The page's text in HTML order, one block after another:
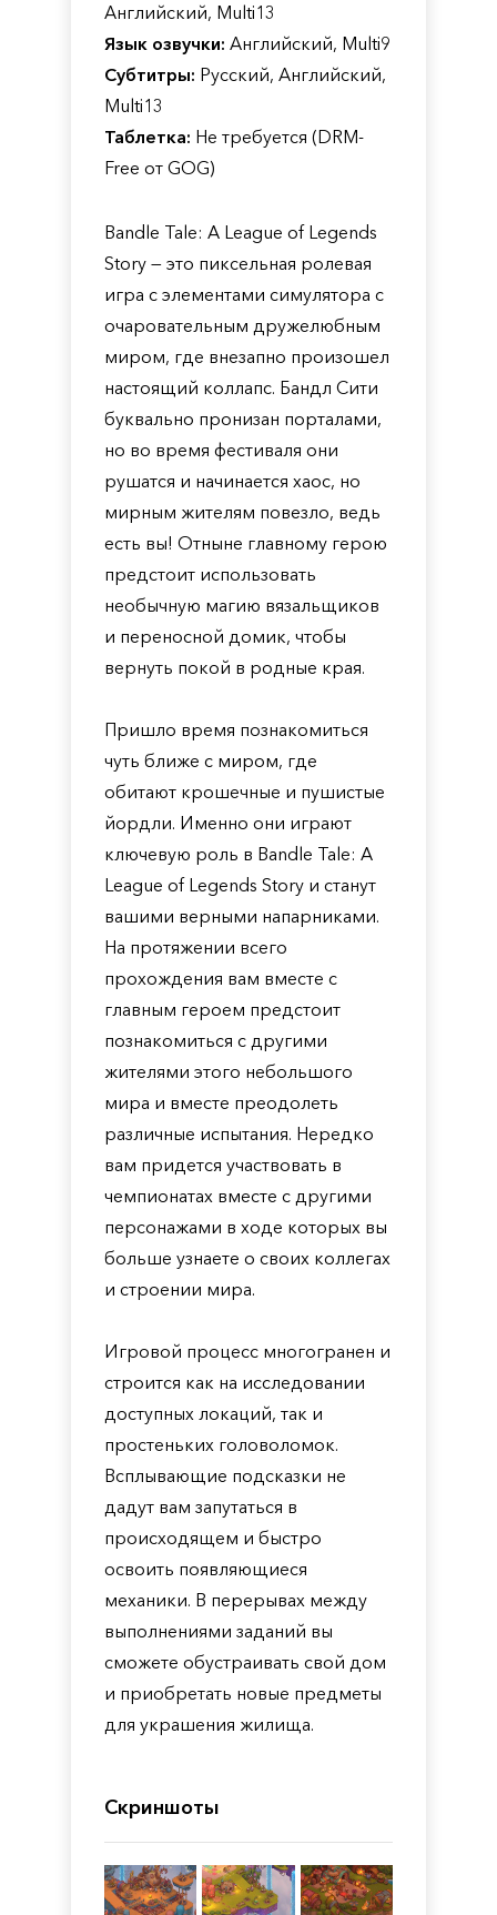
Английский, Multi13
Язык озвучки: Английский, Multi9
Субтитры: Русский, Английский,
Multi13
Таблетка: Не требуется (DRM-
Free от GOG)
Bandle Tale: A League of Legends
Story — это пиксельная ролевая
игра с элементами симулятора с
очаровательным дружелюбным
миром, где внезапно произошел
настоящий коллапс. Бандл Сити
буквально пронизан порталами,
но во время фестиваля они
рушатся и начинается хаос, но
мирным жителям повезло, ведь
есть вы! Отныне главному герою
предстоит использовать
необычную магию вязальщиков
и переносной домик, чтобы
вернуть покой в родные края.
Пришло время познакомиться
чуть ближе с миром, где
обитают крошечные и пушистые
йордли. Именно они играют
ключевую роль в Bandle Tale: A
League of Legends Story и станут
вашими верными напарниками.
На протяжении всего
прохождения вам вместе с
главным героем предстоит
познакомиться с другими
жителями этого небольшого
мира и вместе преодолеть
различные испытания. Нередко
вам придется участвовать в
чемпионатах вместе с другими
персонажами в ходе которых вы
больше узнаете о своих коллегах
и строении мира.
Игровой процесс многогранен и
строится как на исследовании
доступных локаций, так и
простеньких головоломок.
Всплывающие подсказки не
дадут вам запутаться в
происходящем и быстро
освоить появляющиеся
механики. В перерывах между
выполнениями заданий вы
сможете обустраивать свой дом
и приобретать новые предметы
для украшения жилища.
Скриншоты